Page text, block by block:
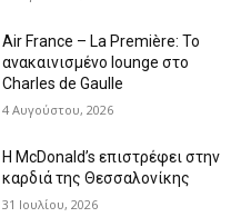
Air France – La Première: Το
ανακαινισμένο lounge στο
Charles de Gaulle
4 Αυγούστου, 2026
Η McDonald’s επιστρέφει στην
καρδιά της Θεσσαλονίκης
31 Ιουλίου, 2026